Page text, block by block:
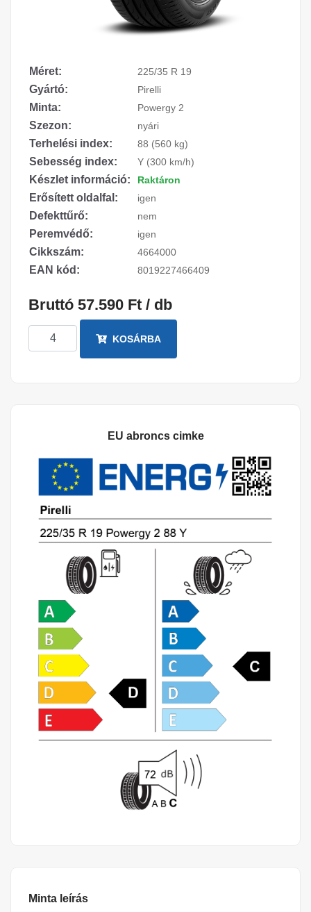
Méret: 225/35 R 19
Gyártó: Pirelli
Minta: Powergy 2
Szezon: nyári
Terhelési index: 88 (560 kg)
Sebesség index: Y (300 km/h)
Készlet információ: Raktáron
Erősített oldalfal: igen
Defekttűrő: nem
Peremvédő: igen
Cikkszám: 4664000
EAN kód: 8019227466409
Bruttó 57.590 Ft / db
KOSÁRBA
EU abroncs cimke
Minta leírás